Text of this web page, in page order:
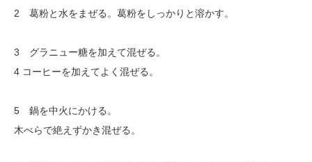
2 葛粉と水をまぜる。葛粉をしっかりと溶かす。
3 グラニュー糖を加えて混ぜる。
4 コーヒーを加えてよく混ぜる。
5 鍋を中火にかける。
木べらで絶えずかき混ぜる。